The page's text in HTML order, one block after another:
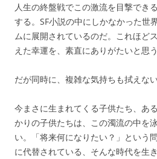
人生の終盤戦でこの激流を目撃でき
する。SF小説の中にしかなかった世
ムに展開されているのだ。これほど
えた幸運を、素直にありがたいと思う
だが同時に、複雑な気持ちも拭えない
今まさに生まれてくる子供たち、あ
かりの子供たちは、この濁流の中を
い。「将来何になりたい？」という
に代替されている、そんな時代を生